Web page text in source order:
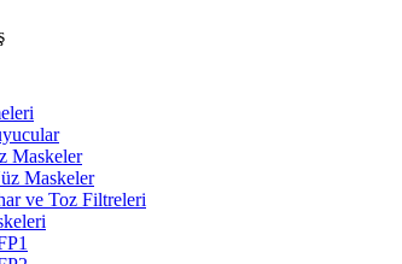
Maskeler
Maskeler
ve Toz Filtreleri